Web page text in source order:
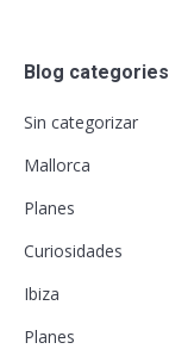
Blog categories
Sin categorizar
Mallorca
Planes
Curiosidades
Ibiza
Planes